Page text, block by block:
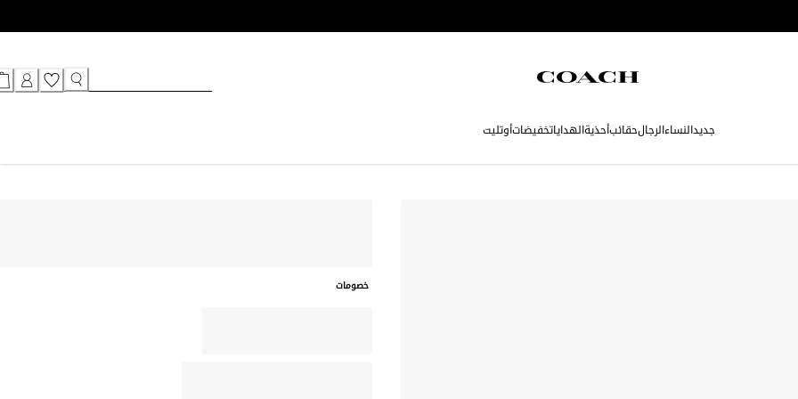
جديدالنساءالرجالحقائبأحذيةالهداياتخفيضاتأوتليت
خصومات